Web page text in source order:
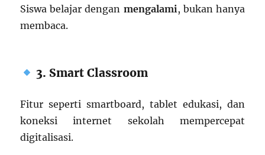
Siswa belajar dengan mengalami, bukan hanya
membaca.
3. Smart Classroom
Fitur seperti smartboard, tablet edukasi, dan
koneksi internet sekolah mempercepat
digitalisasi.